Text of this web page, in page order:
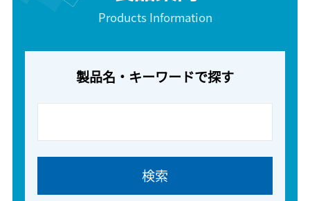
Products Information
製品名・キーワードで探す